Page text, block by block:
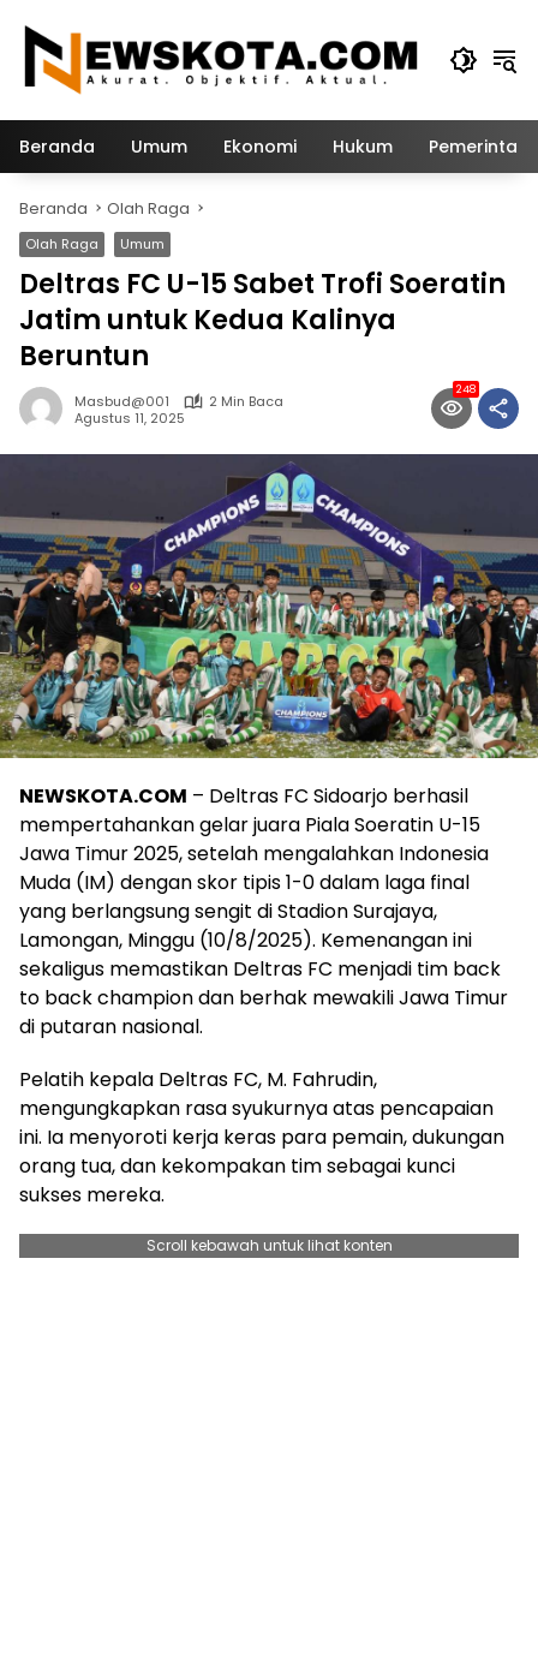
konten
Beranda Umum Ekonomi Hukum
Beranda Olah Raga
Olah Raga Umum
Deltras FC U-15 Sabet Trofi Soeratin
Jatim untuk Kedua Kalinya
Beruntun
Masbud@001
2 Min Baca
Agustus 11, 2025
248
NEWSKOTA.COM – Deltras FC Sidoarjo berhasil
mempertahankan gelar juara Piala Soeratin U-15
Jawa Timur 2025, setelah mengalahkan Indonesia
Muda (IM) dengan skor tipis 1-0 dalam laga final
yang berlangsung sengit di Stadion Surajaya,
Lamongan, Minggu (10/8/2025). Kemenangan ini
sekaligus memastikan Deltras FC menjadi tim back
to back champion dan berhak mewakili Jawa Timur
di putaran nasional.
Pelatih kepala Deltras FC, M. Fahrudin,
mengungkapkan rasa syukurnya atas pencapaian
ini. Ia menyoroti kerja keras para pemain, dukungan
orang tua, dan kekompakan tim sebagai kunci
sukses mereka.
Scroll kebawah untuk lihat konten